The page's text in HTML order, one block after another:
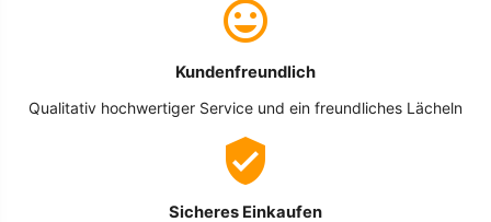
Kundenfreundlich
Qualitativ hochwertiger Service und ein freundliches Lächeln
Sicheres Einkaufen